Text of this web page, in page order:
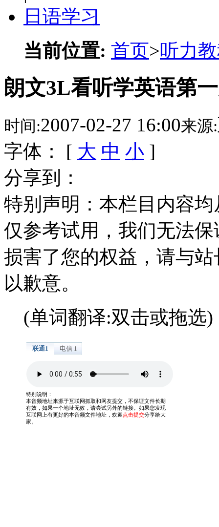
日语学习
当前位置: 首页>听力
朗文3L看听学英语第
时间:2007-02-27 16:00来源:
字体： [ 大 中 小 ]
分享到：
特别声明：本栏目内容
仅参考试用，我们无法
损害了您的权益，请与
以歉意。
(单词翻译:双击或拖选)